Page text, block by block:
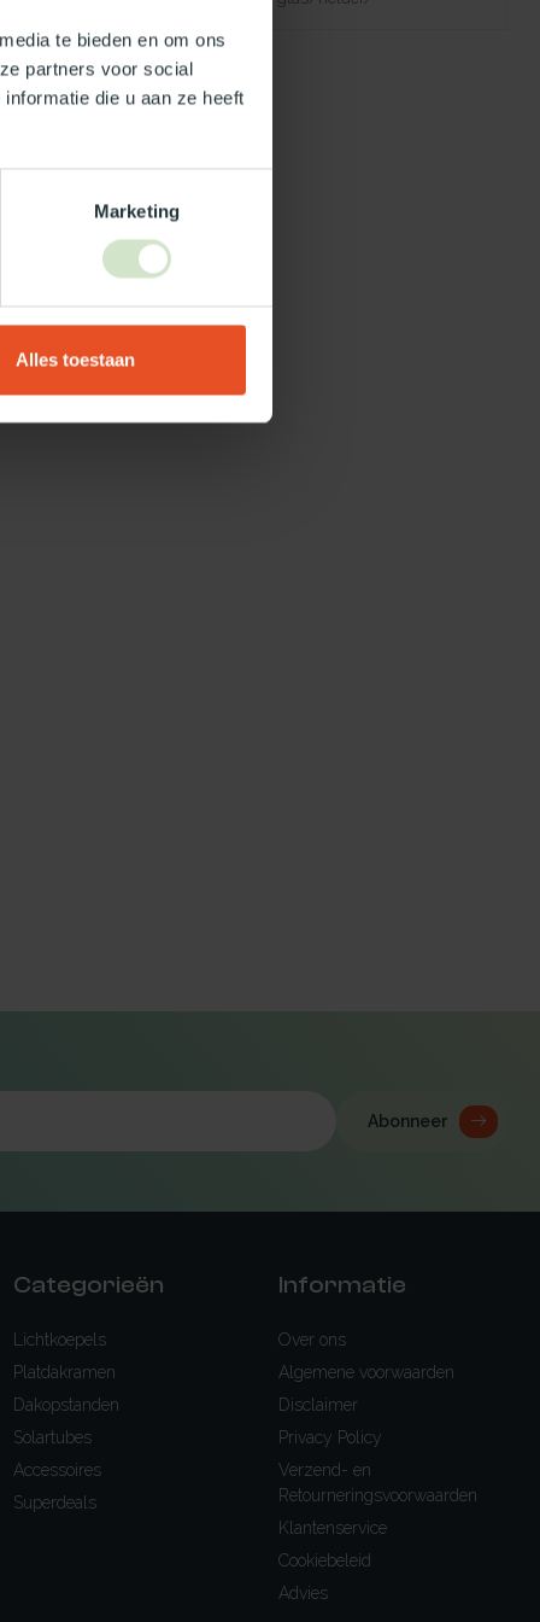
te bieden en om ons
partners voor social
die u aan ze heeft
Marketing
Alles toestaan
Abonneer
Categorieën
Lichtkoepels
Platdakramen
Dakopstanden
Solartubes
Accessoires
Superdeals
Informatie
Over ons
Algemene voorwaarden
Disclaimer
Privacy Policy
Verzend- en
Retourneringsvoorwaarden
Klantenservice
Cookiebeleid
Advies